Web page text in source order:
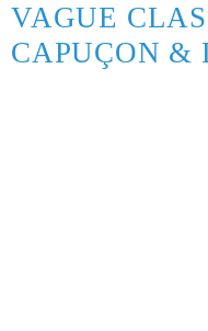
VAGUE
CAPUÇON &